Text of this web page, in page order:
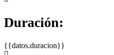
Duración:
{{datos.duracion}}